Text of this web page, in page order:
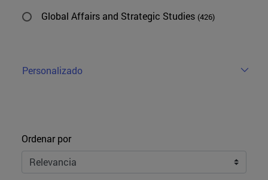
Global Affairs and Strategic Studies (426)
Personalizado
Ordenar
Ordenar por